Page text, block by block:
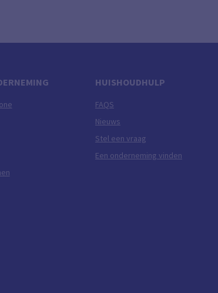
HUISHOUDHULP
FAQS
Nieuws
Stel een vraag
Een onderneming vinden